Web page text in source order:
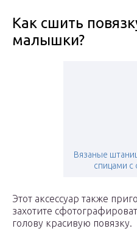
Как сшить
малышки?
Вязаные
спицами с
Этот аксессуар также
захотите
голову красивую повязку.